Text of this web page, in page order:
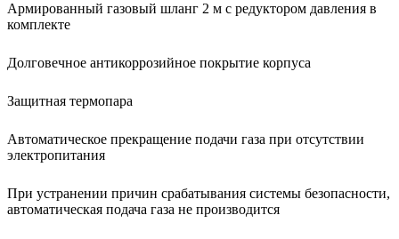
Армированный газовый шланг 2 м с редуктором давления в
комплекте
Долговечное антикоррозийное покрытие корпуса
Защитная термопара
Автоматическое прекращение подачи газа при отсутствии
электропитания
При устранении причин срабатывания системы безопасности,
автоматическая подача газа не производится